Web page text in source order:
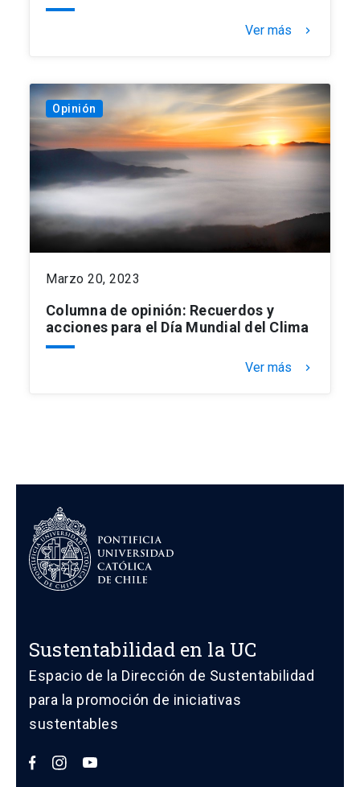
Ver más keyboard_arrow_right
Opinión
Marzo 20, 2023
Columna de opinión: Recuerdos y
acciones para el Día Mundial del Clima
Ver más keyboard_arrow_right
Sustentabilidad en la UC
Espacio de la Dirección de Sustentabilidad
para la promoción de iniciativas
sustentables